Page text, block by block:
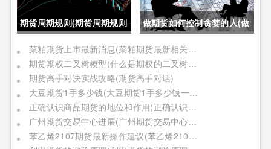
期货周期规则(期货周期规则
是什么)
做期货如何控制贪婪的人(做
期货如何控制贪婪的人呢)
菜粕期货上市最新消息(菜粕期货最新相关信息)
期货期权二叉树模型(什么是期权的二叉树模型)
期货高手对决实战攻略(期货高手对话)
大豆期货1手多少钱(大豆期货1手多少钱一个)
正确认识商品期货的地位和作用(正确认识商品期货的地位和作用是什么)
广州期货交易中心进展(广州期货交易中心进展情况)
苯乙烯2107期货最新操作建议(苯乙烯2109期货)